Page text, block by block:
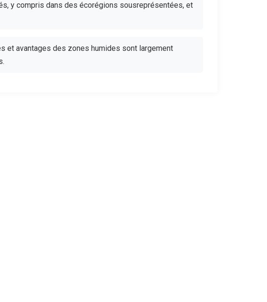
y compris dans des écorégions sousreprésentées, et
et avantages des zones humides sont largement